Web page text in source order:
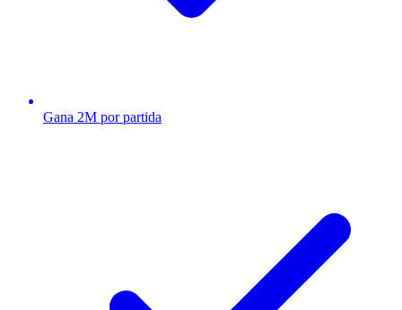
Gana 2M por partida